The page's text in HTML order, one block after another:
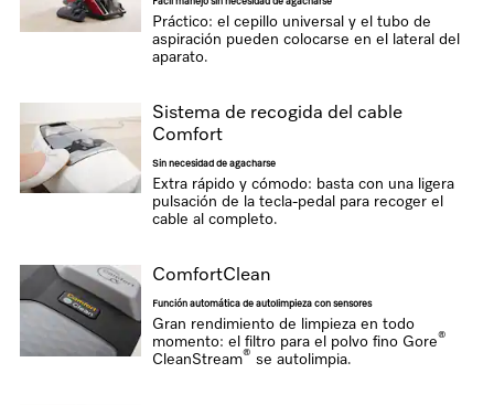
Práctico: el cepillo universal y el tubo de
aspiración pueden colocarse en el lateral del
aparato.
Sistema de recogida del cable
Comfort
Sin necesidad de agacharse
Extra rápido y cómodo: basta con una ligera
pulsación de la tecla-pedal para recoger el
cable al completo.
ComfortClean
Función automática de autolimpieza con sensores
Gran rendimiento de limpieza en todo
momento: el filtro para el polvo fino Gore®
CleanStream® se autolimpia.